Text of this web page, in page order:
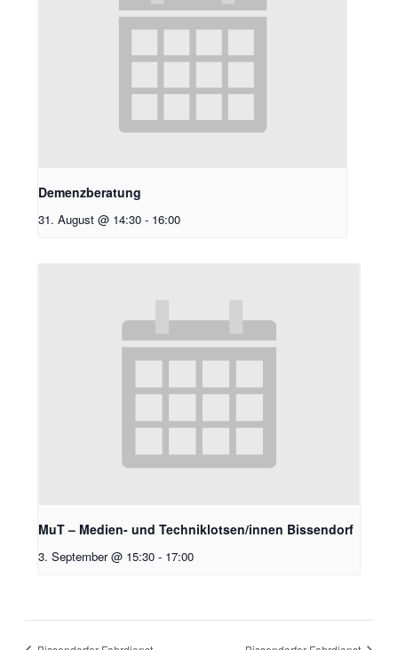
Demenzberatung
31. August @ 14:30 - 16:00
MuT – Medien- und Techniklotsen/innen Bissendorf
3. September @ 15:30 - 17:00